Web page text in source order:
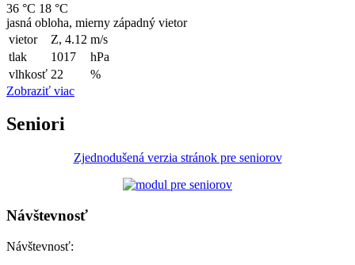
36 °C 18 °C
jasná obloha, mierny západný vietor
vietor
Z, 4.12 m/s
tlak
1017
hPa
vlhkosť 22
%
Zobraziť viac
Seniori
Zjednodušená verzia stránok pre seniorov
Návštevnosť
Návštevnosť: